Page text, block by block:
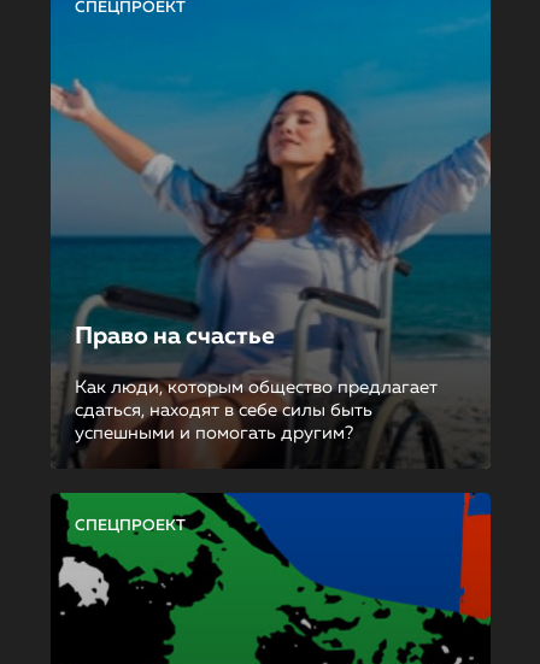
СПЕЦПРОЕКТ
Право на счастье
Как люди, которым общество предлагает
сдаться, находят в себе силы быть
успешными и помогать другим?
СПЕЦПРОЕКТ